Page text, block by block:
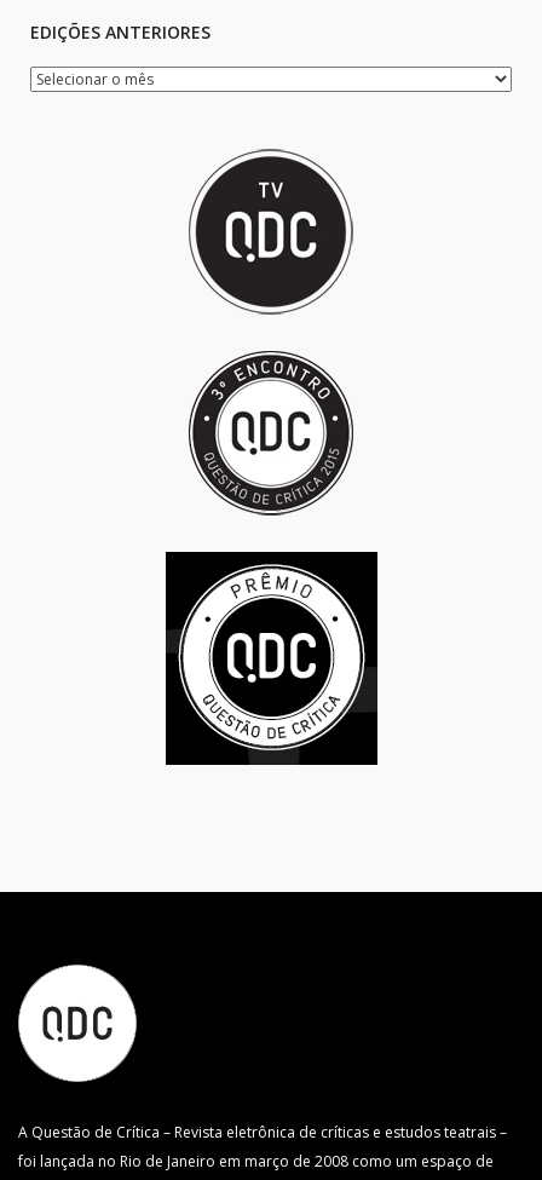
EDIÇÕES ANTERIORES
A Questão de Crítica – Revista eletrônica de críticas e estudos teatrais –
foi lançada no Rio de Janeiro em março de 2008 como um espaço de